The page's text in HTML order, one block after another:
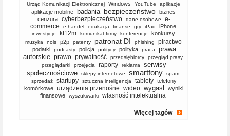
Urząd Komunikacji Elektronicznej Windows YouTube aplikacje
aplikacje mobilne badania bezpieczeństwo biznes
cenzura cyberbezpieczeństwo dane osobowe
e-
commerce
e-handel edukacja finanse gry iPad iPhone
inwestycje kf12m komunikat firmy konferencje konkursy
muzyka nols p2p patenty patronat DI phishing piractwo
podatki podcasty policja politycy polityka praca
prawa
autorskie prawo prywatność przedsiębiorcy
przegląd prasy
przeglądarki
przejęcia raporty reklama
serwisy
społecznościowe
sklepy internetowe smartfony
spam
sprzedaż
startupy sztuczna inteligencja tablety telefony
komórkowe
urządzenia przenośne wideo wygasl
wyniki
finansowe
wyszukiwarki własność intelektualna
Więcej tagów